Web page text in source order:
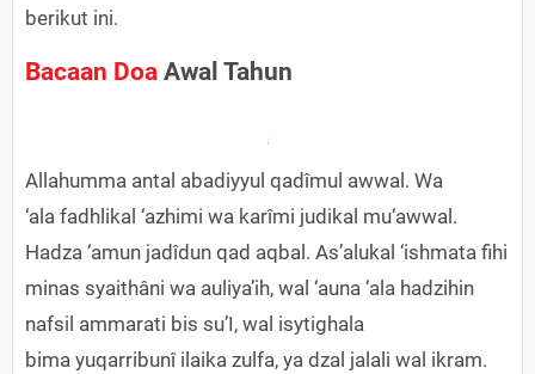
berikut ini.
Bacaan Doa Awal Tahun
Allahumma antal abadiyyul qadîmul awwal. Wa
‘ala fadhlikal ‘azhimi wa karîmi judikal mu‘awwal.
Hadza ‘amun jadîdun qad aqbal. As’alukal ‘ishmata fihi
minas syaithâni wa auliya’ih, wal ‘auna ‘ala hadzihin
nafsil ammarati bis su’I, wal isytighala
bima yuqarribunî ilaika zulfa, ya dzal jalali wal ikram.